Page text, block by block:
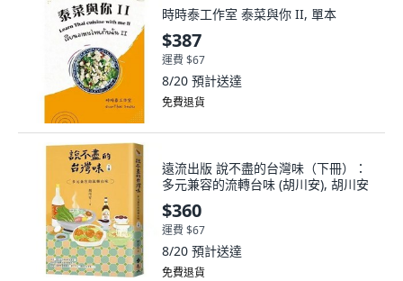
時時泰工作室 泰菜與你 II, 單本
$387
運費 $67
8/20 預計送達
免費退貨
遠流出版 說不盡的台灣味（下冊）：
多元兼容的流轉台味 (胡川安), 胡川安
$360
運費 $67
8/20 預計送達
免費退貨